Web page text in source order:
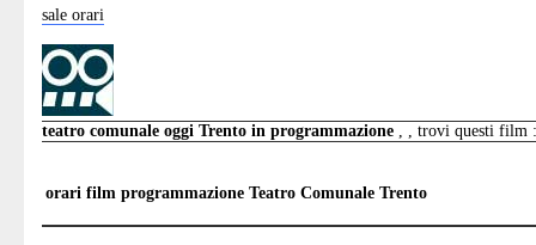
sale orari
teatro comunale oggi Trento in programmazione , , trovi questi film
orari film programmazione Teatro Comunale Trento